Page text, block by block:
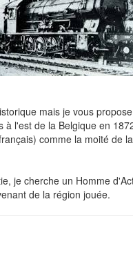
mais je vous
à l'est de la Belgique en
comme la moité de
je cherche un Homme
de la région jouée.